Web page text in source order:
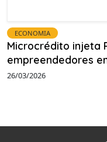
ECONOMIA
Microcrédito injeta
empreendedores
26/03/2026